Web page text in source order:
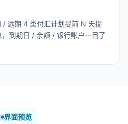
远期 4 类付汇计划提前 N 天提
到期日 / 余额 / 银行账户一目了
界面预览